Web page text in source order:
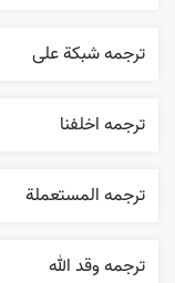
ترجمه شبکة علی
ترجمه اخلفنا
ترجمه المستعملة
ترجمه وقد الله